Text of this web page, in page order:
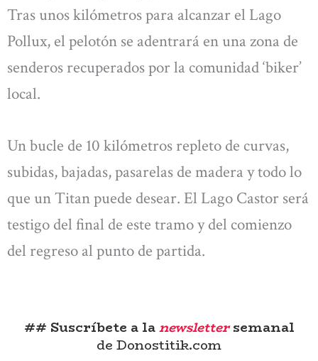
Tras unos kilómetros para alcanzar el Lago
Pollux, el pelotón se adentrará en una zona de
senderos recuperados por la comunidad ‘biker’
local.
Un bucle de 10 kilómetros repleto de curvas,
subidas, bajadas, pasarelas de madera y todo lo
que un Titan puede desear. El Lago Castor será
testigo del final de este tramo y del comienzo
del regreso al punto de partida.
## Suscríbete a lanewslettersemanal
de Donostitik.com